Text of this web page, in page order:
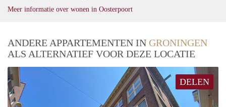
Meer informatie over wonen in Oosterpoort
ANDERE APPARTEMENTEN IN GRONINGEN
ALS ALTERNATIEF VOOR DEZE LOCATIE
DELEN